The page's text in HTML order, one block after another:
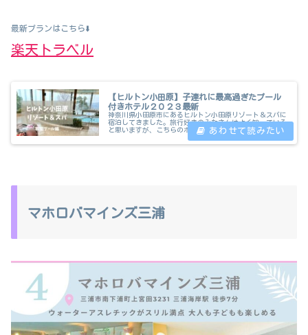
最新プランはこちら⬇️
楽天トラベル
【ヒルトン小田原】子連れに最高過ぎたプール
付きホテル２０２３最新
神奈川県小田原市にあるヒルトン小田原リゾート＆スパに
宿泊してきました。旅行好きのみなさんはよく知っている
と思いますが、こちらのホテルの良いところは屋内外にと
り、近場でリゾートが味わえる魅力的...
マホロバマインズ三浦